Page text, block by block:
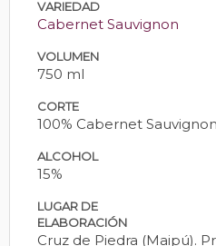
VARIEDAD
Cabernet Sauvignon
VOLUMEN
750 ml
CORTE
100% Cabernet Sauvignon
ALCOHOL
15%
LUGAR DE
ELABORACIÓN
Cruz de Piedra (Maipú).